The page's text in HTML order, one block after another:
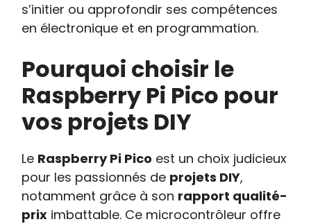
s’initier ou approfondir ses compétences
en électronique et en programmation.
Pourquoi choisir le
Raspberry Pi Pico pour
vos projets DIY
Le Raspberry Pi Pico est un choix judicieux
pour les passionnés de projets DIY,
notamment grâce à son rapport qualité-
prix imbattable. Ce microcontrôleur offre